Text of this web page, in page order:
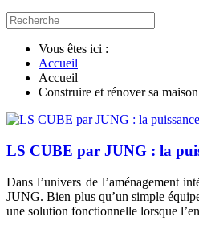
Vous êtes ici :
Accueil
Accueil
Construire et rénover sa maison
LS CUBE par JUNG : la
Dans l’univers de l’aménagement
JUNG. Bien plus qu’un simple
une solution fonctionnelle lorsque